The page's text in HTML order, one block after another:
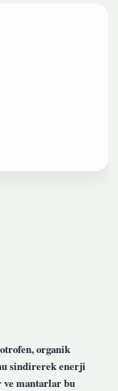
organik
sindirerek enerji
ve mantarlar bu